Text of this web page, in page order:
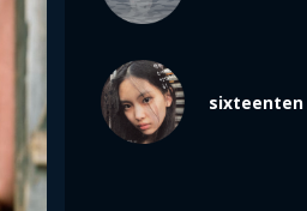
sixteenten